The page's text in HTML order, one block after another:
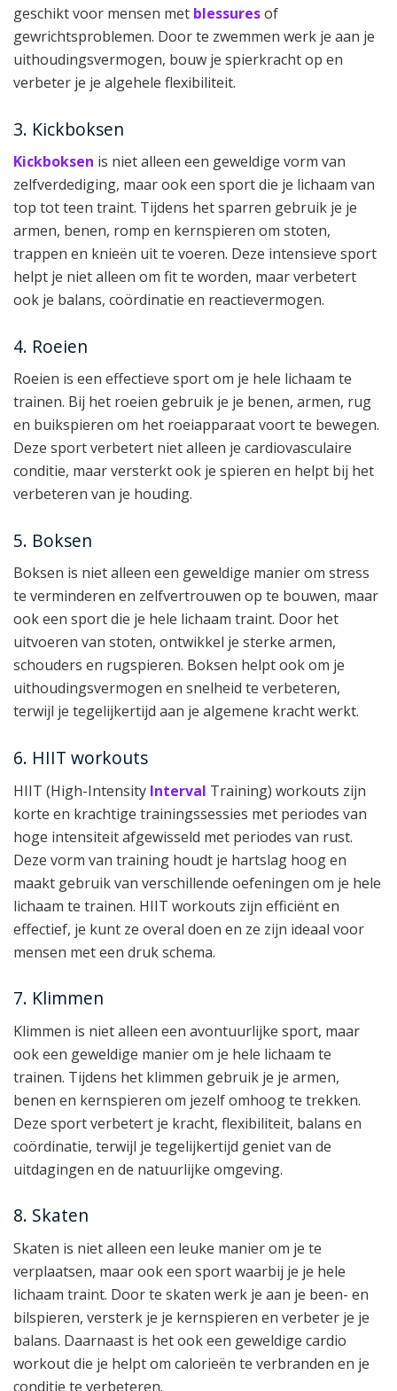
geschikt voor mensen met blessuresof
gewrichtsproblemen. Door te zwemmen werk je aan je
uithoudingsvermogen, bouw je spierkracht op en
verbeter je je algehele flexibiliteit.
3. Kickboksen
Kickboksen is niet alleen een geweldige vorm van
zelfverdediging, maar ook een sport die je lichaam van
top tot teen traint. Tijdens het sparren gebruik je je
armen, benen, romp en kernspieren om stoten,
trappen en knieën uit te voeren. Deze intensieve sport
helpt je niet alleen om fit te worden, maar verbetert
ook je balans, coördinatie en reactievermogen.
4. Roeien
Roeien is een effectieve sport om je hele lichaam te
trainen. Bij het roeien gebruik je je benen, armen, rug
en buikspieren om het roeiapparaat voort te bewegen.
Deze sport verbetert niet alleen je cardiovasculaire
conditie, maar versterkt ook je spieren en helpt bij het
verbeteren van je houding.
5. Boksen
Boksen is niet alleen een geweldige manier om stress
te verminderen en zelfvertrouwen op te bouwen, maar
ook een sport die je hele lichaam traint. Door het
uitvoeren van stoten, ontwikkel je sterke armen,
schouders en rugspieren. Boksen helpt ook om je
uithoudingsvermogen en snelheid te verbeteren,
terwijl je tegelijkertijd aan je algemene kracht werkt.
6. HIIT workouts
HIIT (High-Intensity Interval Training) workouts zijn
korte en krachtige trainingssessies met periodes van
hoge intensiteit afgewisseld met periodes van rust.
Deze vorm van training houdt je hartslag hoog en
maakt gebruik van verschillende oefeningen om je hele
lichaam te trainen. HIIT workouts zijn efficiënt en
effectief, je kunt ze overal doen en ze zijn ideaal voor
mensen met een druk schema.
7. Klimmen
Klimmen is niet alleen een avontuurlijke sport, maar
ook een geweldige manier om je hele lichaam te
trainen. Tijdens het klimmen gebruik je je armen,
benen en kernspieren om jezelf omhoog te trekken.
Deze sport verbetert je kracht, flexibiliteit, balans en
coördinatie, terwijl je tegelijkertijd geniet van de
uitdagingen en de natuurlijke omgeving.
8. Skaten
Skaten is niet alleen een leuke manier om je te
verplaatsen, maar ook een sport waarbij je je hele
lichaam traint. Door te skaten werk je aan je been- en
bilspieren, versterk je je kernspieren en verbeter je je
balans. Daarnaast is het ook een geweldige cardio
workout die je helpt om calorieën te verbranden en je
conditie te verbeteren.